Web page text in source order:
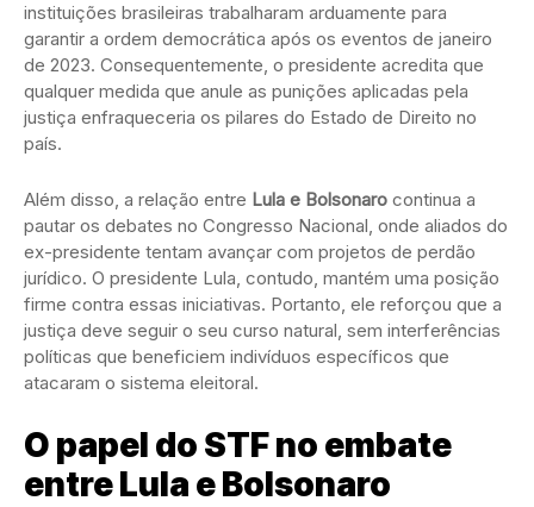
instituições brasileiras trabalharam arduamente para
garantir a ordem democrática após os eventos de janeiro
de 2023. Consequentemente, o presidente acredita que
qualquer medida que anule as punições aplicadas pela
justiça enfraqueceria os pilares do Estado de Direito no
país.
Além disso, a relação entre Lula e Bolsonaro continua a
pautar os debates no Congresso Nacional, onde aliados do
ex-presidente tentam avançar com projetos de perdão
jurídico. O presidente Lula, contudo, mantém uma posição
firme contra essas iniciativas. Portanto, ele reforçou que a
justiça deve seguir o seu curso natural, sem interferências
políticas que beneficiem indivíduos específicos que
atacaram o sistema eleitoral.
O papel do STF no embate
entre Lula e Bolsonaro